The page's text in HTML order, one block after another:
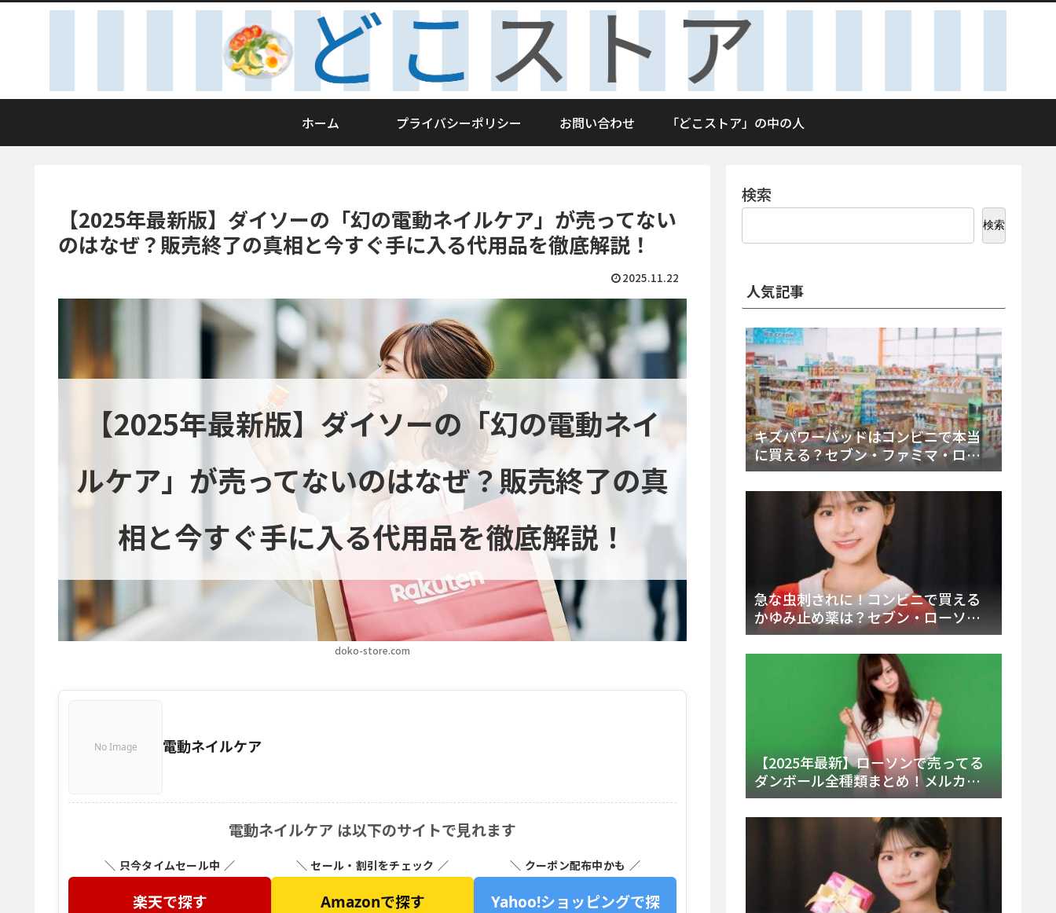
ホーム プライバシーポリシー お問い合わせ 「どこストア」の中の人
【2025年最新版】ダイソーの「幻の電動ネイルケア」が売ってない
のはなぜ？販売終了の真相と今すぐ手に入る代用品を徹底解説！
2025.11.22
doko-store.com
【2025年最新版】ダイソーの「幻の電動ネイ
ルケア」が売ってないのはなぜ？販売終了の真
相と今すぐ手に入る代用品を徹底解説！
No Image 電動ネイルケア
電動ネイルケア は以下のサイトで見れます
＼ 只今タイムセール中 ／
楽天で探す
＼ セール・割引をチェック ／
Amazonで探す
＼ クーポン配布中かも ／
Yahoo!ショッピングで探
検索
検索
人気記事
キズパワーパッドはコンビニで本当
に買える？セブン・ファミマ・ロー
ソン徹底調査＆値段と種類別販売場
所まとめ
急な虫刺されに！コンビニで買える
かゆみ止め薬は？セブン・ローソ
ン・ファミマの販売状況と定番商品
まとめ
【2025年最新】ローソンで売ってる
ダンボール全種類まとめ！メルカリ
便・ゆうパック対応サイズと価格を
徹底解説